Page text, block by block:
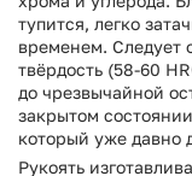
тупится, легко
временем. Следует
твёрдость (58-60
до чрезвычайной
закрытом
который уже давно
Рукоять